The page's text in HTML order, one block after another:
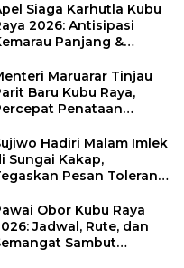
Siaga Karhutla Kubu
2026: Antisipasi
Panjang &
Maruarar Tinjau
Baru Kubu Raya,
Penataan
Hadiri Malam Imlek
Sungai Kakap,
Pesan Toleransi
Obor Kubu Raya
Jadwal, Rute, dan
Sambut